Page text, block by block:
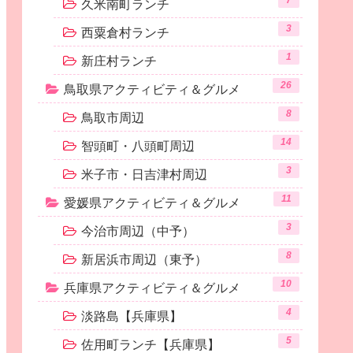
久米南町ランチ
西粟倉村ランチ 3
新庄村ランチ 1
鳥取県アクティビティ＆グルメ 26
鳥取市周辺 8
智頭町・八頭町周辺 14
米子市・日吉津村周辺 3
愛媛県アクティビティ＆グルメ 11
今治市周辺（中予） 3
新居浜市周辺（東予） 8
兵庫県アクティビティ＆グルメ 10
淡路島【兵庫県】 4
佐用町ランチ【兵庫県】 5